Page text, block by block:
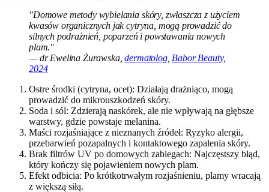
"Domowe metody wybielania skóry, zwłaszcza z użyciem
kwasów organicznych jak cytryna, mogą prowadzić do
silnych podrażnień, poparzeń i powstawania nowych
plam."
— dr Ewelina Żurawska,dermatolog, Babor Beauty,
2024
Ostre środki (cytryna, ocet): Działają drażniąco, mogą
prowadzić do mikrouszkodzeń skóry.
Soda i sól: Zdzierają naskórek, ale nie wpływają na głębsze
warstwy, gdzie powstaje melanina.
Maści rozjaśniające z nieznanych źródeł: Ryzyko alergii,
przebarwień pozapalnych i kontaktowego zapalenia skóry.
Brak filtrów UV po domowych zabiegach: Najczęstszy błąd,
który kończy się pojawieniem nowych plam.
Efekt odbicia: Po krótkotrwałym rozjaśnieniu, plamy wracają
z większą siłą.